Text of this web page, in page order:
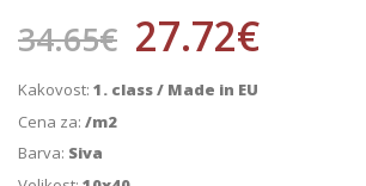
34.65€ 27.72€
Kakovost: 1. class / Made in EU
Cena za: /m2
Barva: Siva